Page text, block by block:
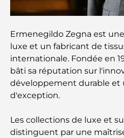
sélection pour 2026
Comment obtenir un
guide ultime
Plan directeur de Tilal Al
norme pour la vie
Ermenegildo Zegna est
luxe et un fabricant de
internationale. Fondée en
bâti sa réputation sur
développement durable et
d'exception.
Les collections de luxe et
distinguent par une